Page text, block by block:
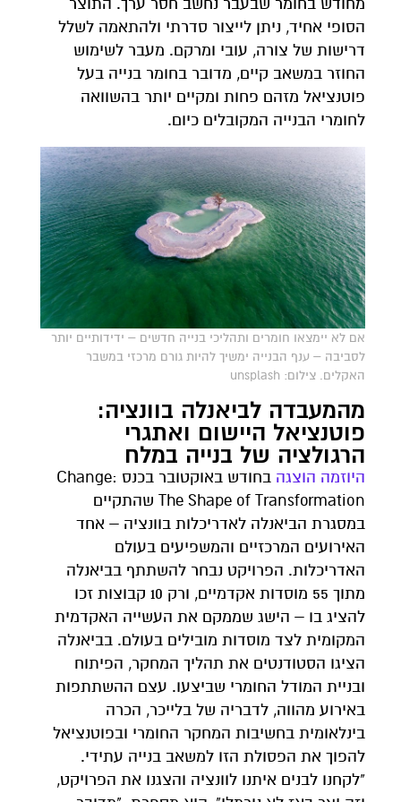
מחודש בחומר שבעבר נחשב חסר ערך. התוצר
הסופי אחיד, ניתן לייצור סדרתי ולהתאמה לשלל
דרישות של צורה, עובי ומרקם. מעבר לשימוש
החוזר במשאב קיים, מדובר בחומר בנייה בעל
פוטנציאל מזהם פחות ומקיים יותר בהשוואה
לחומרי הבנייה המקובלים כיום.
אם לא יימצאו חומרים ותהליכי בנייה חדשים – ידידותיים יותר
לסביבה – ענף הבנייה ימשיך להיות גורם מרכזי במשבר
האקלים. צילום: unsplash
מהמעבדה לביאנלה בוונציה:
פוטנציאל היישום ואתגרי
הרגולציה של בנייה במלח
היוזמה הוצגה
בחודש באוקטובר בכנס Change:
The Shape of Transformation שהתקיים
במסגרת הביאנלה לאדריכלות בוונציה – אחד
האירועים המרכזיים והמשפיעים בעולם
האדריכלות. הפרויקט נבחר להשתתף בביאנלה
מתוך 55 מוסדות אקדמיים, ורק 10 קבוצות זכו
להציג בו – הישג שממקם את העשייה האקדמית
המקומית לצד מוסדות מובילים בעולם. בביאנלה
הציגו הסטודנטים את תהליך המחקר, הפיתוח
ובניית המודל החומרי שביצעו. עצם ההשתתפות
באירוע מהווה, לדבריה של בלייכר, הכרה
בינלאומית בחשיבות המחקר החומרי ובפוטנציאל
להפוך את הפסולת הזו למשאב בנייה עתידי.
"לקחנו לבנים איתנו לוונציה והצגנו את הפרויקט,